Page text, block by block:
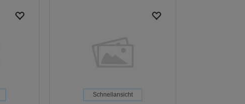
Schnellansicht